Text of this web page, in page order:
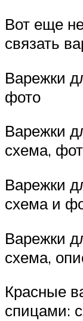
Вот еще
связать
Варежки
фото
Варежки
схема,
Варежки
схема и
Варежки
схема,
Красные
спицами: